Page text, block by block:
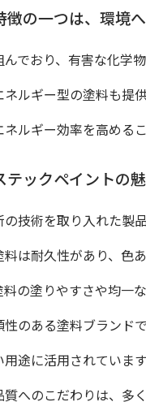
の一つは、環境へ
でおり、有害な化学
ルギー型の塗料も提供
ルギー効率を高めるこ
ックペイントの魅
技術を取り入れた製
は耐久性があり、色
の塗りやすさや均一
のある塗料ブランドで
途に活用されています
へのこだわりは、多